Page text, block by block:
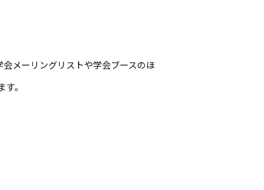
メーリングリストや学会ブースのほ
。